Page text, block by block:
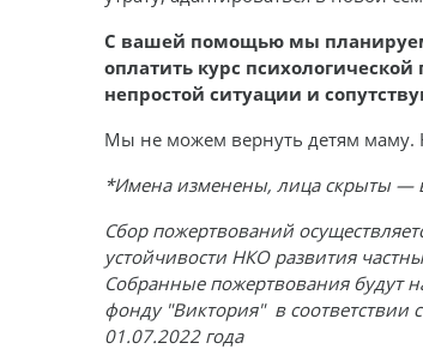
С вашей помощью мы планируем
оплатить курс
непростой ситуации и
Мы не можем вернуть детям маму.
*Имена изменены, лица скрыты —
Сбор пожертвований
устойчивости НКО развития
Собранные пожертвования будут
фонду "Виктория" в
01.07.2022 года